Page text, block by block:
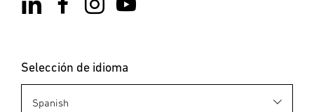
Selección de idioma